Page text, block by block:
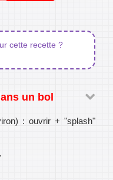
cette recette ?
un bol
: ouvrir + "splash"